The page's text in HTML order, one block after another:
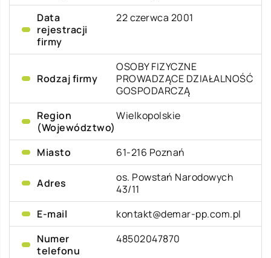
Data
rejestracji
firmy
22 czerwca 2001
Rodzaj firmy
OSOBY FIZYCZNE
PROWADZĄCE DZIAŁALNOŚĆ
GOSPODARCZĄ
Region
(Województwo)
Wielkopolskie
Miasto 61-216 Poznań
Adres
os. Powstań Narodowych
43/11
E-mail
kontakt@demar-pp.com.pl
Numer
telefonu
48502047870